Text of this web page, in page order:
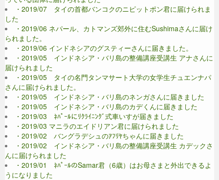
・2019/07 タイの首都バンコクのニピットポン君に届けられま
した
・2019/06 ネパール、カトマンズ郊外に住むSushimaさんに届け
られました。
・2019/06 インドネシアのグスティーさんに届きました。
・2019/05 インドネシア・バリ島の整備講座受講生 アナさんに
届けられました
・2019/05 タイの名門タンマサート大学の女学生チュエンナパ
さんに届けられました。
・2019/05 インドネシア・バリ島のネンガさんに届きました
・2019/05 インドネシア・バリ島のカデくんに届きました
・2019/03 ﾈﾊﾟｰﾙにﾘｸﾗｲﾆﾝｸﾞ式車いすが届きました
・2019/03 マニラのエイドリアン君に届けられました
・2019/02 バングラデシュのｱﾌﾘﾔちゃんに届きました
・2019/02 インドネシア・バリ島の整備講座受講生 カデックさ
んに届けられました
・2019/01 ﾈﾊﾟｰﾙのSamar君（6歳）はお母さまと外出できるよ
うになりました